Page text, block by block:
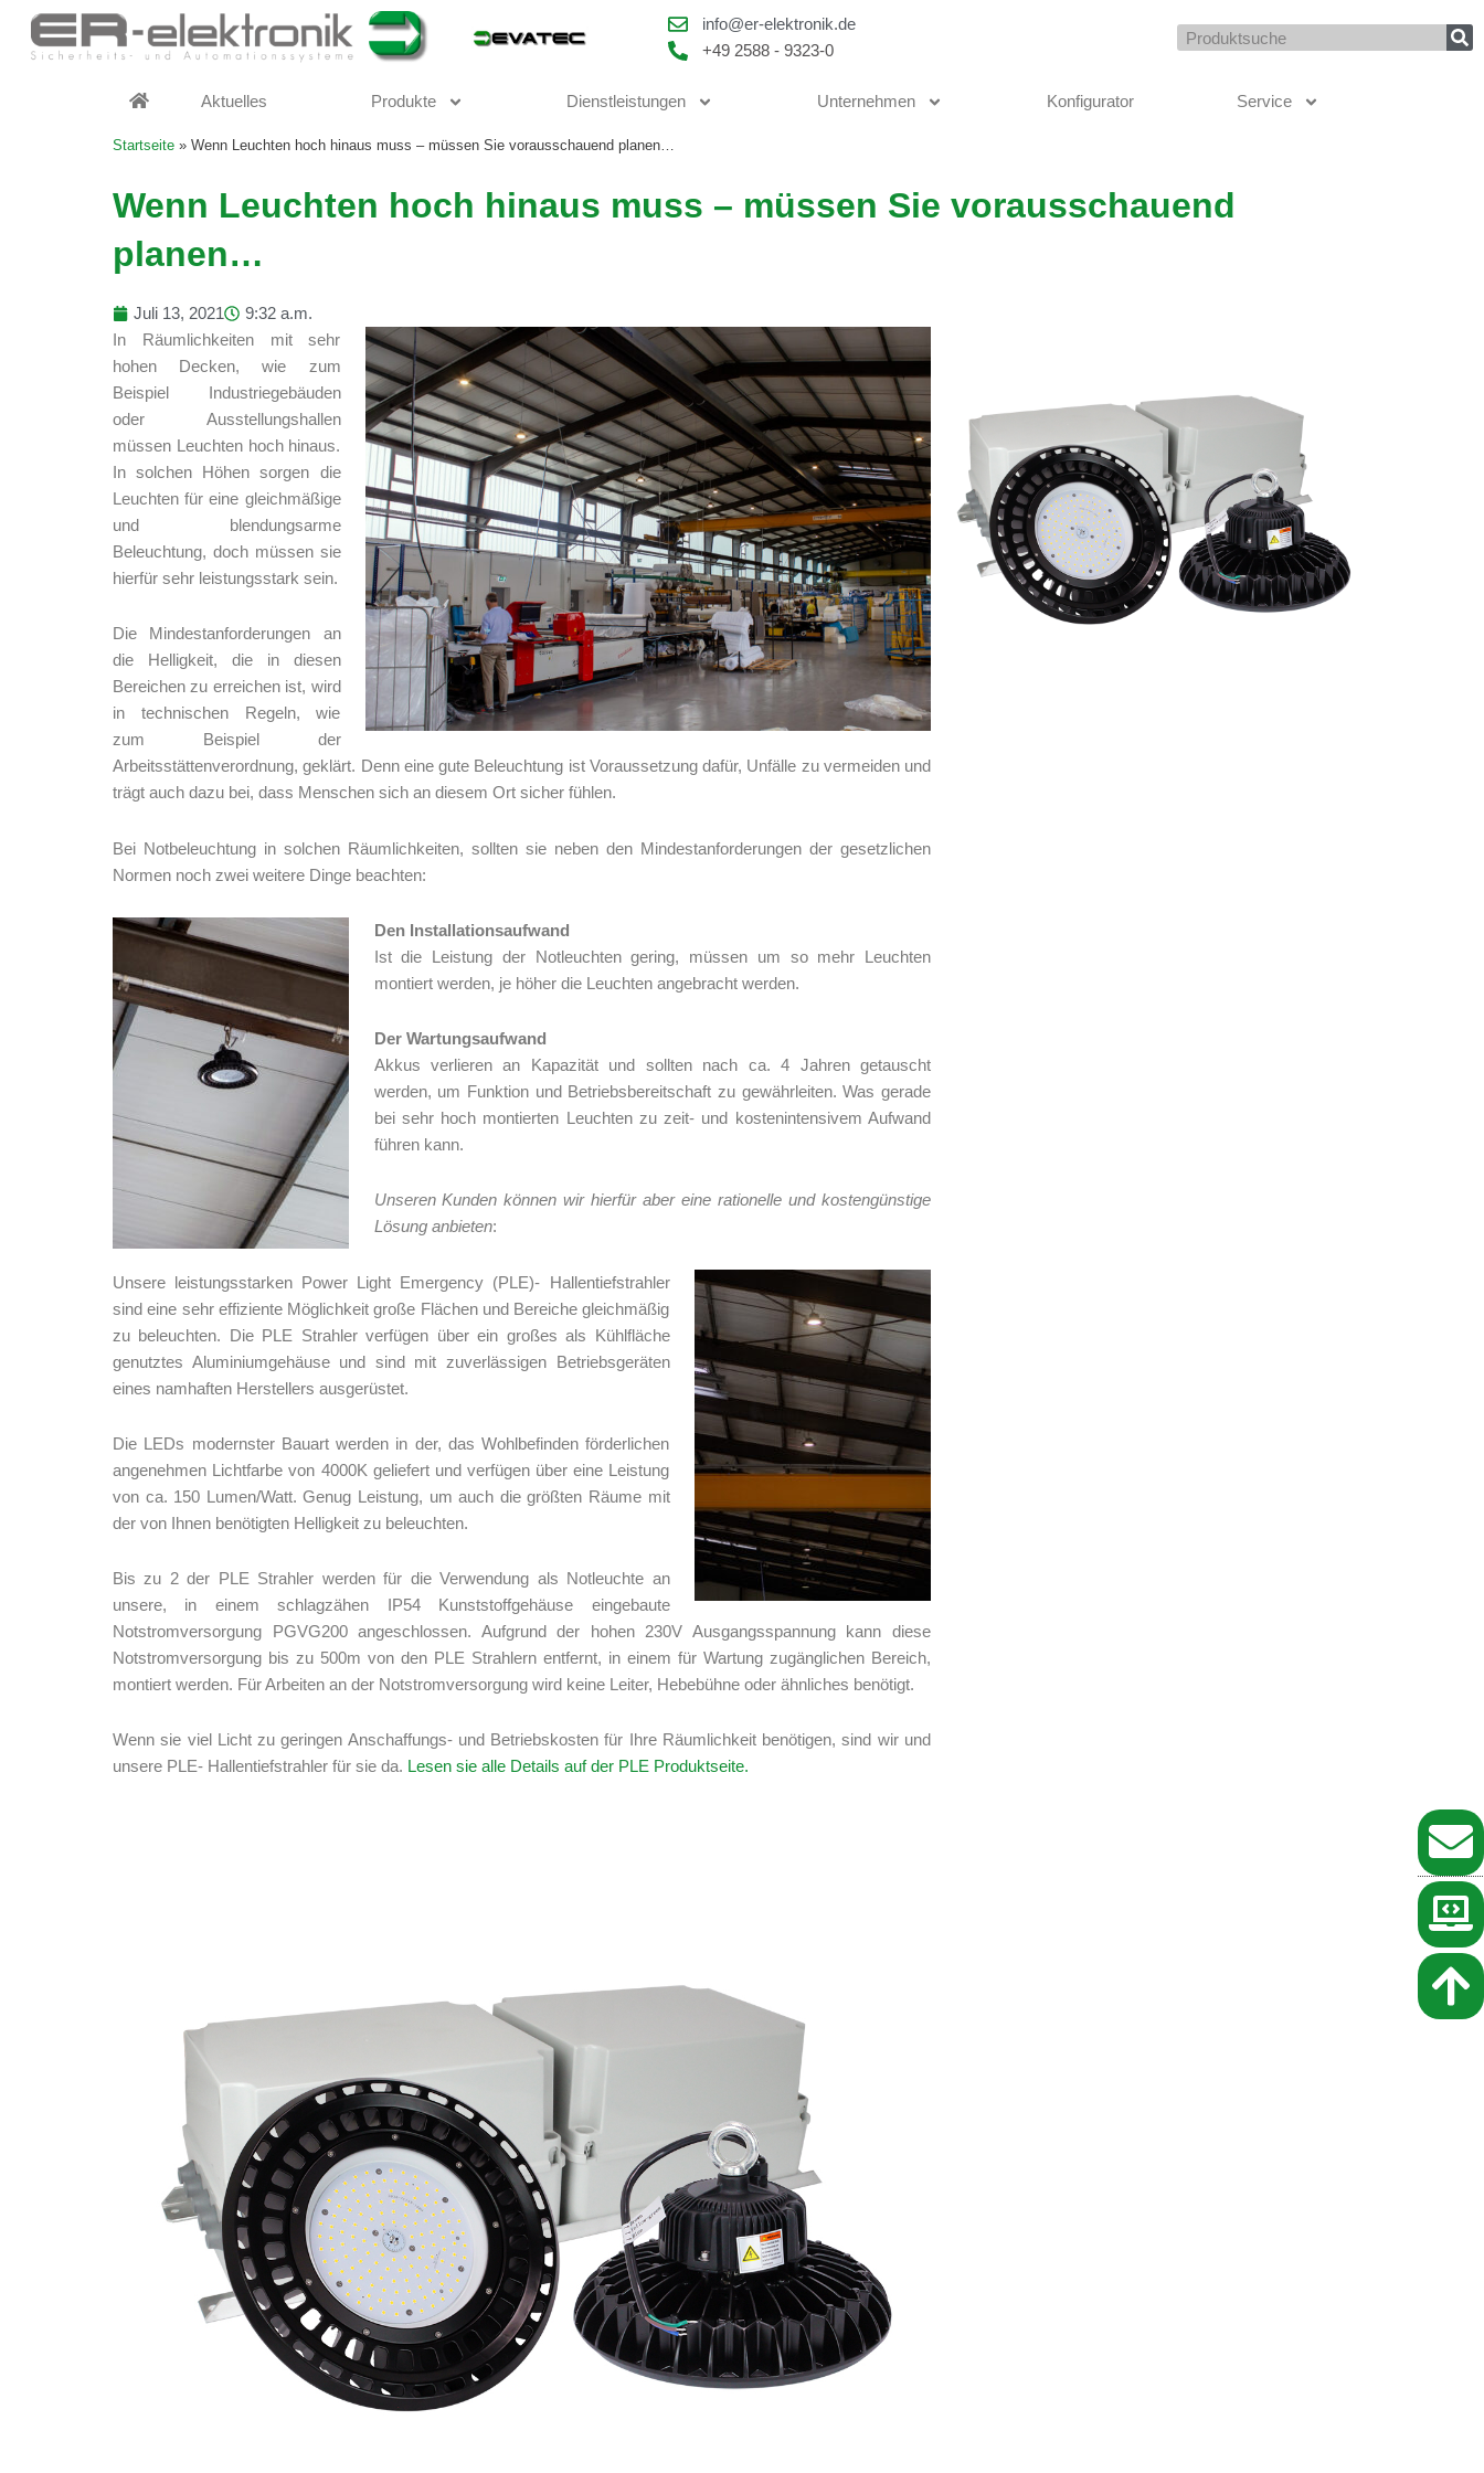
Inhalt
springen
info@er-elektronik.de
+49 2588 - 9323-0
Suche
Aktuelles Produkte Dienstleistungen Unternehmen Konfigurator Service
Startseite » Wenn Leuchten hoch hinaus muss – müssen Sie vorausschauend planen…
Wenn Leuchten hoch hinaus muss – müssen Sie vorausschauend
planen…
Juli 13, 2021
9:32 a.m.
In Räumlichkeiten mit sehr
hohen Decken, wie zum
Beispiel Industriegebäuden
oder Ausstellungshallen
müssen Leuchten hoch hinaus.
In solchen Höhen sorgen die
Leuchten für eine gleichmäßige
und blendungsarme
Beleuchtung, doch müssen sie
hierfür sehr leistungsstark sein.
Die Mindestanforderungen an
die Helligkeit, die in diesen
Bereichen zu erreichen ist, wird
in technischen Regeln, wie
zum Beispiel der
Arbeitsstättenverordnung, geklärt. Denn eine gute Beleuchtung ist Voraussetzung dafür, Unfälle zu vermeiden und
trägt auch dazu bei, dass Menschen sich an diesem Ort sicher fühlen.
Bei Notbeleuchtung in solchen Räumlichkeiten, sollten sie neben den Mindestanforderungen der gesetzlichen
Normen noch zwei weitere Dinge beachten:
Den Installationsaufwand
Ist die Leistung der Notleuchten gering, müssen um so mehr Leuchten
montiert werden, je höher die Leuchten angebracht werden.
Der Wartungsaufwand
Akkus verlieren an Kapazität und sollten nach ca. 4 Jahren getauscht
werden, um Funktion und Betriebsbereitschaft zu gewährleiten. Was gerade
bei sehr hoch montierten Leuchten zu zeit- und kostenintensivem Aufwand
führen kann.
Unseren Kunden können wir hierfür aber eine rationelle und kostengünstige
Lösung anbieten:
Unsere leistungsstarken Power Light Emergency (PLE)- Hallentiefstrahler
sind eine sehr effiziente Möglichkeit große Flächen und Bereiche gleichmäßig
zu beleuchten. Die PLE Strahler verfügen über ein großes als Kühlfläche
genutztes Aluminiumgehäuse und sind mit zuverlässigen Betriebsgeräten
eines namhaften Herstellers ausgerüstet.
Die LEDs modernster Bauart werden in der, das Wohlbefinden förderlichen
angenehmen Lichtfarbe von 4000K geliefert und verfügen über eine Leistung
von ca. 150 Lumen/Watt. Genug Leistung, um auch die größten Räume mit
der von Ihnen benötigten Helligkeit zu beleuchten.
Bis zu 2 der PLE Strahler werden für die Verwendung als Notleuchte an
unsere, in einem schlagzähen IP54 Kunststoffgehäuse eingebaute
Notstromversorgung PGVG200 angeschlossen. Aufgrund der hohen 230V Ausgangsspannung kann diese
Notstromversorgung bis zu 500m von den PLE Strahlern entfernt, in einem für Wartung zugänglichen Bereich,
montiert werden. Für Arbeiten an der Notstromversorgung wird keine Leiter, Hebebühne oder ähnliches benötigt.
Wenn sie viel Licht zu geringen Anschaffungs- und Betriebskosten für Ihre Räumlichkeit benötigen, sind wir und
unsere PLE- Hallentiefstrahler für sie da. Lesen sie alle Details auf der PLE Produktseite.